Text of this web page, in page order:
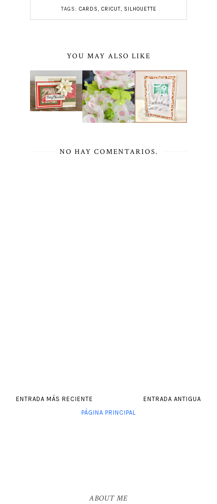
TAGS: CARDS, CRICUT, SILHOUETTE
YOU MAY ALSO LIKE
NO HAY COMENTARIOS.
ENTRADA MÁS RECIENTE
ENTRADA ANTIGUA
PÁGINA PRINCIPAL
ABOUT ME